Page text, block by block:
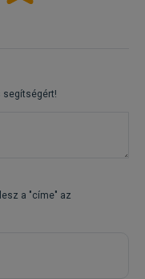
segítségért!
a "címe" az